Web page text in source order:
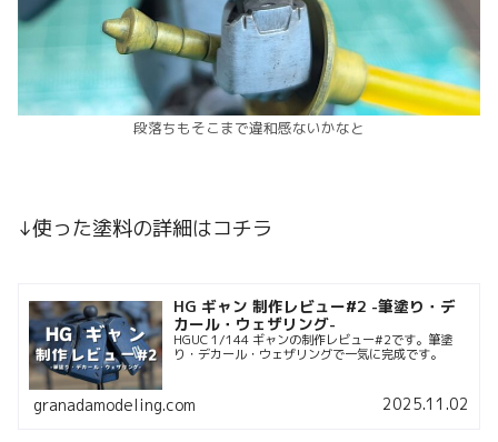
段落ちもそこまで違和感ないかなと
↓使った塗料の詳細はコチラ
HG ギャン 制作レビュー#2 -筆塗り・デ
カール・ウェザリング-
HGUC 1/144 ギャンの制作レビュー#2です。筆塗
り・デカール・ウェザリングで一気に完成です。
granadamodeling.com 2025.11.02